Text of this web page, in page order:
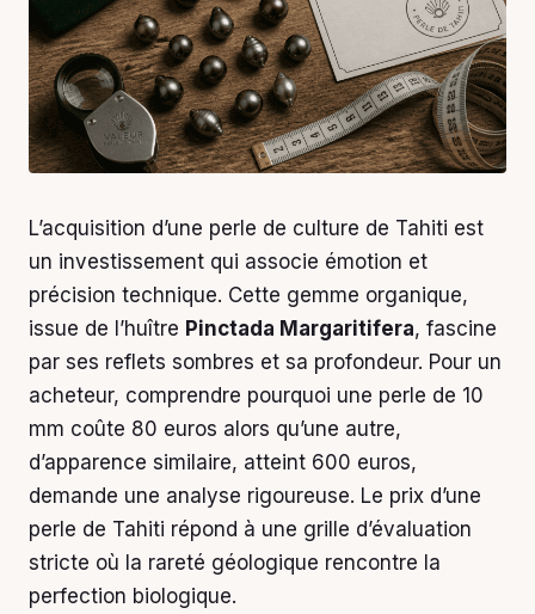
L’acquisition d’une perle de culture de Tahiti est
un investissement qui associe émotion et
précision technique. Cette gemme organique,
issue de l’huître Pinctada Margaritifera, fascine
par ses reflets sombres et sa profondeur. Pour un
acheteur, comprendre pourquoi une perle de 10
mm coûte 80 euros alors qu’une autre,
d’apparence similaire, atteint 600 euros,
demande une analyse rigoureuse. Le prix d’une
perle de Tahiti répond à une grille d’évaluation
stricte où la rareté géologique rencontre la
perfection biologique.